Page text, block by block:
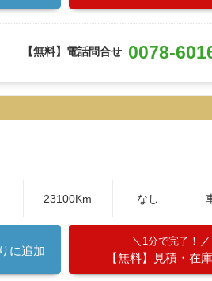
【無料】電話問合せ 0078-
23100Km なし
に追加
1分で完了！
【無料】見積・在